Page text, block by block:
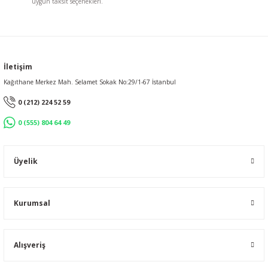
İletişim
Kağıthane Merkez Mah. Selamet Sokak No:29/1-67 İstanbul
0 (212) 224 52 59
0 (555) 804 64 49
Üyelik
Kurumsal
Alışveriş